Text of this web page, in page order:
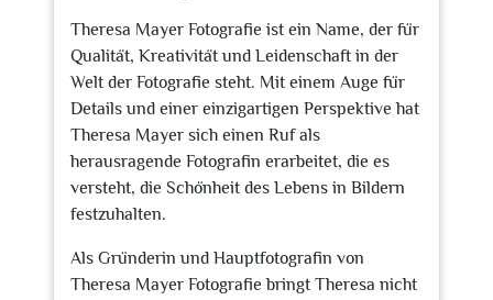
Theresa Mayer Fotografie ist ein Name, der für
Qualität, Kreativität und Leidenschaft in der
Welt der Fotografie steht. Mit einem Auge für
Details und einer einzigartigen Perspektive hat
Theresa Mayer sich einen Ruf als
herausragende Fotografin erarbeitet, die es
versteht, die Schönheit des Lebens in Bildern
festzuhalten.
Als Gründerin und Hauptfotografin von
Theresa Mayer Fotografie bringt Theresa nicht